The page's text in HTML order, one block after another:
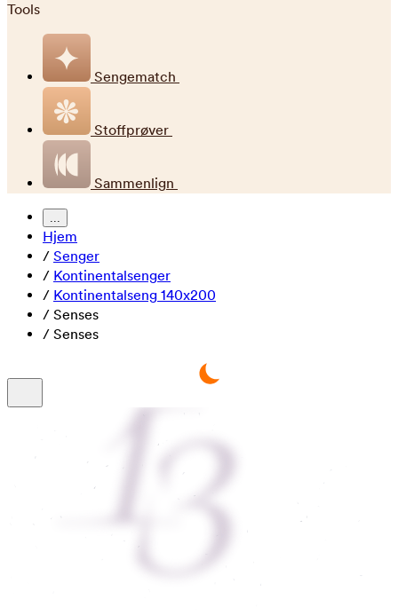
Tools
Sengematch
Stoffprøver
Sammenlign
...
Hjem
/ Senger
/ Kontinentalsenger
/ Kontinentalseng 140x200
/ Senses
/ Senses